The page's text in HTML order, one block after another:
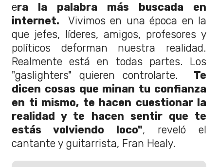
era la palabra más buscada en
internet. Vivimos en una época en la
que jefes, líderes, amigos, profesores y
políticos deforman nuestra realidad.
Realmente está en todas partes. Los
"gaslighters" quieren controlarte. Te
dicen cosas que minan tu confianza
en ti mismo, te hacen cuestionar la
realidad y te hacen sentir que te
estás volviendo loco", reveló el
cantante y guitarrista, Fran Healy.